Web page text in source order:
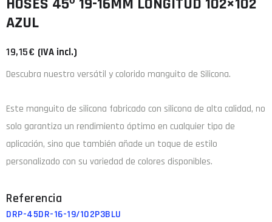
HOSES 45º 19-16MM LONGITUD 102×102
AZUL
19,15€ (IVA incl.)
Descubra nuestro versátil y colorido manguito de Silicona.
Este manguito de silicona fabricado con silicona de alta calidad, no
solo garantiza un rendimiento óptimo en cualquier tipo de
aplicación, sino que también añade un toque de estilo
personalizado con su variedad de colores disponibles.
DRP-45DR-16-19/102P3BLU